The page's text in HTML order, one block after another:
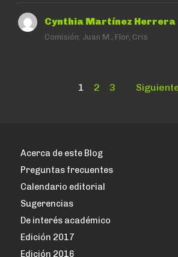
Cynthia Martínez Herrera
Comisión: Juan M., Flor, Cris
Paginación
Page
1 Page
2 Page
3
Acerca de este Blog
Preguntas frecuentes
Calendario editorial
Sugerencias
De interés académico
Edición 2017
Edición 2016